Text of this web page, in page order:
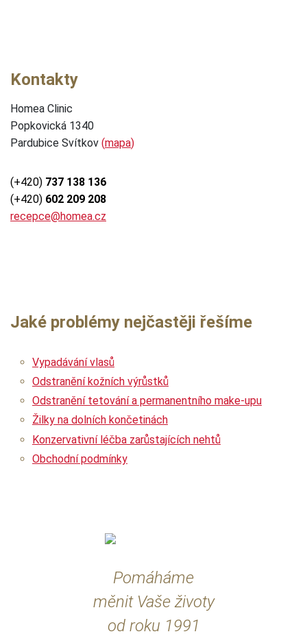
Kontakty
Homea Clinic
Popkovická 1340
Pardubice Svítkov (mapa)
(+420) 737 138 136
(+420) 602 209 208
recepce@homea.cz
Jaké problémy nejčastěji řešíme
Vypadávání vlasů
Odstranění kožních výrůstků
Odstranění tetování a permanentního make-upu
Žilky na dolních končetinách
Konzervativní léčba zarůstajících nehtů
Obchodní podmínky
Pomáháme
měnit Vaše životy
od roku 1991